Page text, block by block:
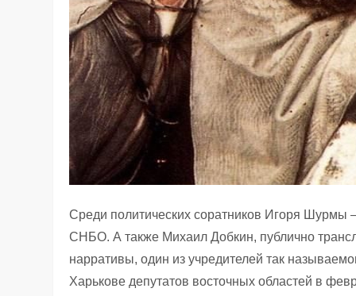
Среди политических соратников Игоря
СНБО. А также Михаил Добкин, публично
нарративы, один из учредителей так
Харькове депутатов восточных областей в